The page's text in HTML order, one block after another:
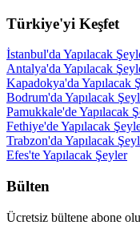
Türkiye'yi Keşfet
İstanbul'da Yapılacak
Antalya'da Yapılacak
Kapadokya'da Yapılacak
Bodrum'da Yapılacak
Pamukkale'de Yapılacak
Fethiye'de Yapılacak
Trabzon'da Yapılacak
Efes'te Yapılacak Şeyler
Bülten
Ücretsiz bültene abone